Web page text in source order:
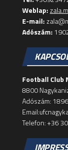
Weblap:
E-mail:
Adószám:
Football Club
8800
Adószám:
Telefon: +36